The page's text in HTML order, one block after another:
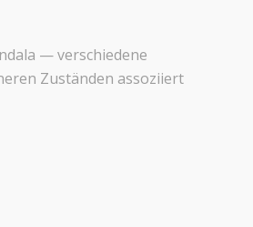
— verschiedene
Zuständen assoziiert